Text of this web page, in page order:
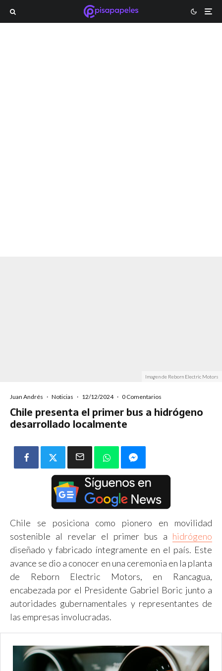
Imagen de Reborn Electric Motors
Juan Andrés · Noticias · 12/12/2024 · 0 Comentarios
Chile presenta el primer bus a hidrógeno
desarrollado localmente
Chile se posiciona como pionero en movilidad
sostenible al revelar el primer bus a hidrógeno
diseñado y fabricado íntegramente en el país. Este
avance se dio a conocer en una ceremonia en la planta
de Reborn Electric Motors, en Rancagua,
encabezada por el Presidente Gabriel Boric junto a
autoridades gubernamentales y representantes de
las empresas involucradas.